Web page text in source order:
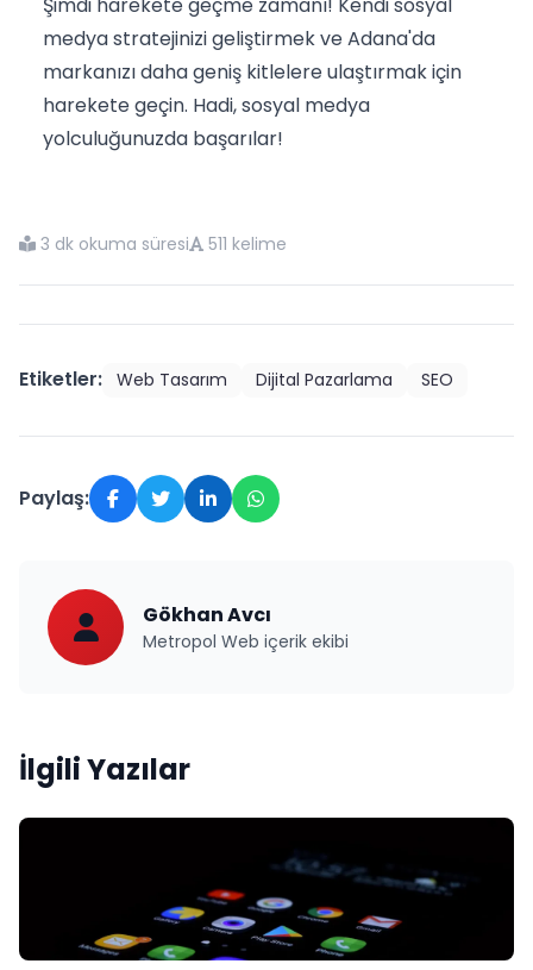
medya stratejinizi geliştirmek ve Adana'da
markanızı daha geniş kitlelere ulaştırmak için
harekete geçin. Hadi, sosyal medya
yolculuğunuzda başarılar!
3 dk okuma süresi 511 kelime
Etiketler: Web Tasarım Dijital Pazarlama SEO
Paylaş:
Gökhan Avcı
Metropol Web içerik ekibi
İlgili Yazılar